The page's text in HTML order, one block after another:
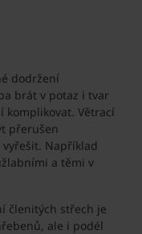
dodržení
brát v potaz i tvar
komplikovat. Větrací
přerušen
Například
a těmi v
členitých střech je
ale i podél